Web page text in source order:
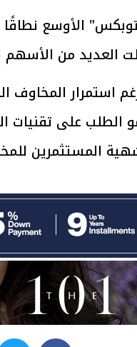
من الأسهم
استمرار
الطلب على
المستثمرين
على
حال
رئيس
بتنفيذ